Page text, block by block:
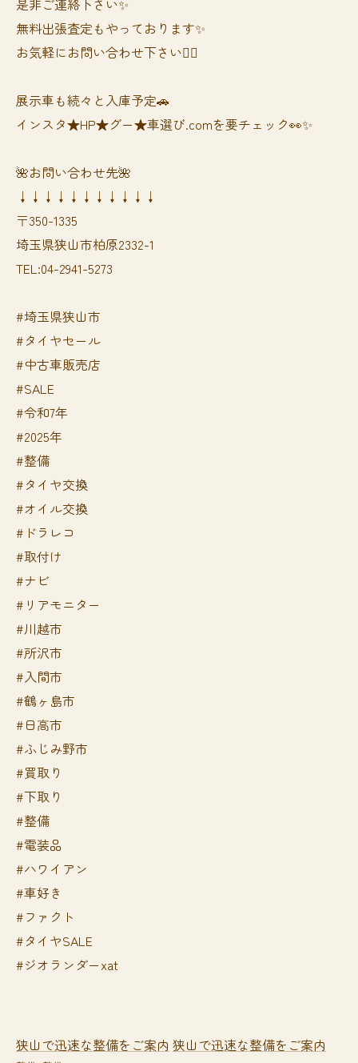
是非ご連絡下さい✨
無料出張査定もやっております✨
お気軽にお問い合わせ下さい🙆‍♀️
展示車も続々と入庫予定🚗
インスタ★HP★グー★車選び.comを要チェック👀✨
🌺お問い合わせ先🌺
↓↓↓↓↓↓↓↓↓↓↓
〒350-1335
埼玉県狭山市柏原2332-1
TEL:04-2941-5273
#埼玉県狭山市
#タイヤセール
#中古車販売店
#SALE
#令和7年
#2025年
#整備
#タイヤ交換
#オイル交換
#ドラレコ
#取付け
#ナビ
#リアモニター
#川越市
#所沢市
#入間市
#鶴ヶ島市
#日高市
#ふじみ野市
#買取り
#下取り
#整備
#電装品
#ハワイアン
#車好き
#ファクト
#タイヤSALE
#ジオランダーxat
狭山で迅速な整備をご案内 狭山で迅速な整備をご案内